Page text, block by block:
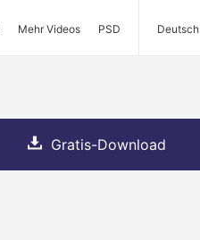
Mehr Videos PSD Deutsch
Gratis-Download